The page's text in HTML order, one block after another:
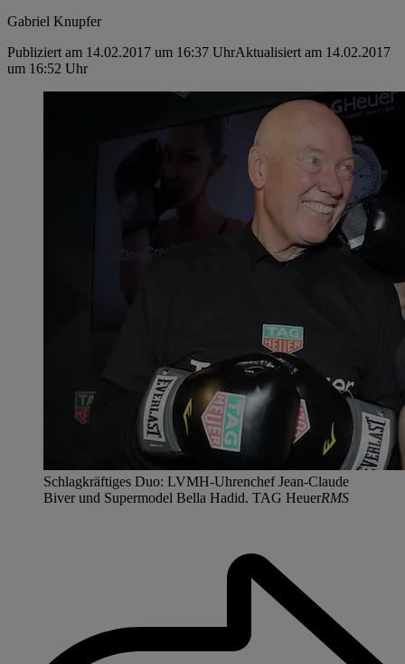
Gabriel Knupfer
Publiziert am 14.02.2017 um 16:37 UhrAktualisiert am 14.02.2017
um 16:52 Uhr
Schlagkräftiges Duo: LVMH-Uhrenchef Jean-Claude
Biver und Supermodel Bella Hadid. TAG HeuerRMS